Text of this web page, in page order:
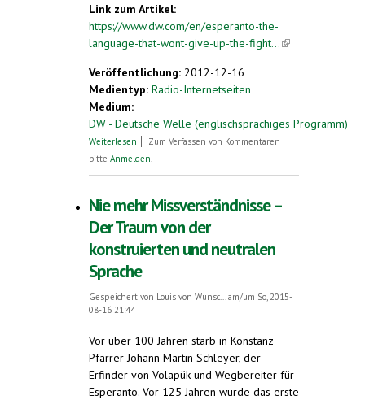
Link zum Artikel:
https://www.dw.com/en/esperanto-the-
language-that-wont-give-up-the-fight...(link is
Veröffentlichung: 2012-12-16
Medientyp: Radio-Internetseiten
Medium:
DW - Deutsche Welle (englischsprachiges Programm)
Weiterlesen über Esperanto, the language that won't
Zum Verfassen von Kommentaren
bitte Anmelden.
Nie mehr Missverständnisse –
Der Traum von der
konstruierten und neutralen
Sprache
Gespeichert von Louis von Wunsc...am/um So, 2015-
08-16 21:44
Vor über 100 Jahren starb in Konstanz
Pfarrer Johann Martin Schleyer, der
Erfinder von Volapük und Wegbereiter für
Esperanto. Vor 125 Jahren wurde das erste